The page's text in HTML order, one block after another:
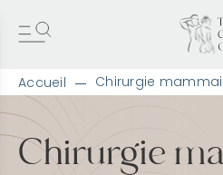
Accueil Chirurgie
l
Chirurgie